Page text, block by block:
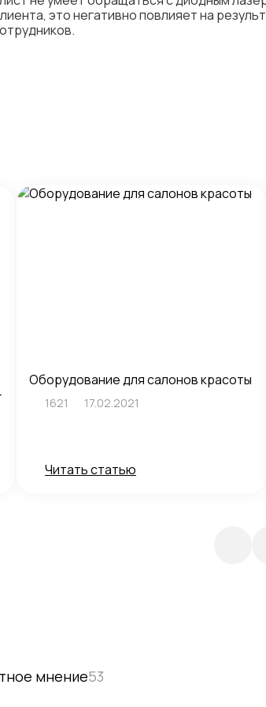
это негативно повлияет на
Оборудование для салонов красоты
1621 17.02.2021
Читать статью
мнение53